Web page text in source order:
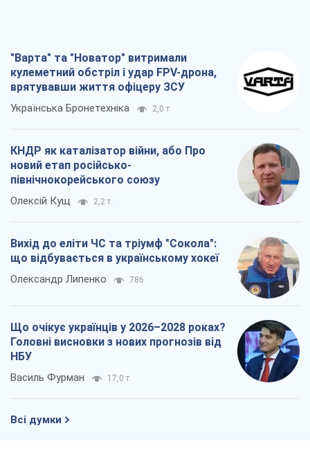
"Варта" та "Новатор" витримали
кулеметний обстріл і удар FPV-дрона,
врятувавши життя офіцеру ЗСУ
Українська Бронетехніка 2,0 т.
КНДР як каталізатор війни, або Про
новий етап російсько-
північнокорейського союзу
Олексій Кущ 2,2 т.
Вихід до еліти ЧС та тріумф "Сокола":
що відбувається в українському хокеї
Олександр Липенко 786
Що очікує українців у 2026–2028 роках?
Головні висновки з нових прогнозів від
НБУ
Василь Фурман 17,0 т.
Всі думки